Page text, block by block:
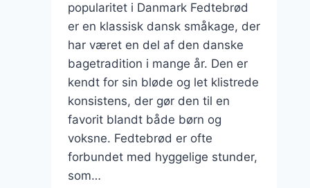
popularitet i Danmark Fedtebrød
er en klassisk dansk småkage, der
har været en del af den danske
bagetradition i mange år. Den er
kendt for sin bløde og let klistrede
konsistens, der gør den til en
favorit blandt både børn og
voksne. Fedtebrød er ofte
forbundet med hyggelige stunder,
som…